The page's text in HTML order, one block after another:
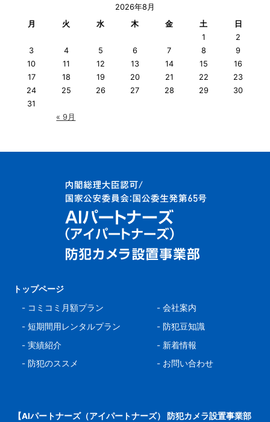
2026年8月
月
火 水 木 金 土 日
« 9月
1
2
3
4 5 6 7 8
9
10
11 12 13 14 15
16
17
18 19 20 21 22
23
24
25 26 27 28 29
30
31
トップページ
- コミコミ月額プラン
-短期間用レンタルプラン
-実績紹介
- 防犯のススメ
-会社案内
- 防犯豆知識
- 新着情報
- お問い合わせ
【AIパートナーズ（アイパートナーズ） 防犯カメラ設置事業部